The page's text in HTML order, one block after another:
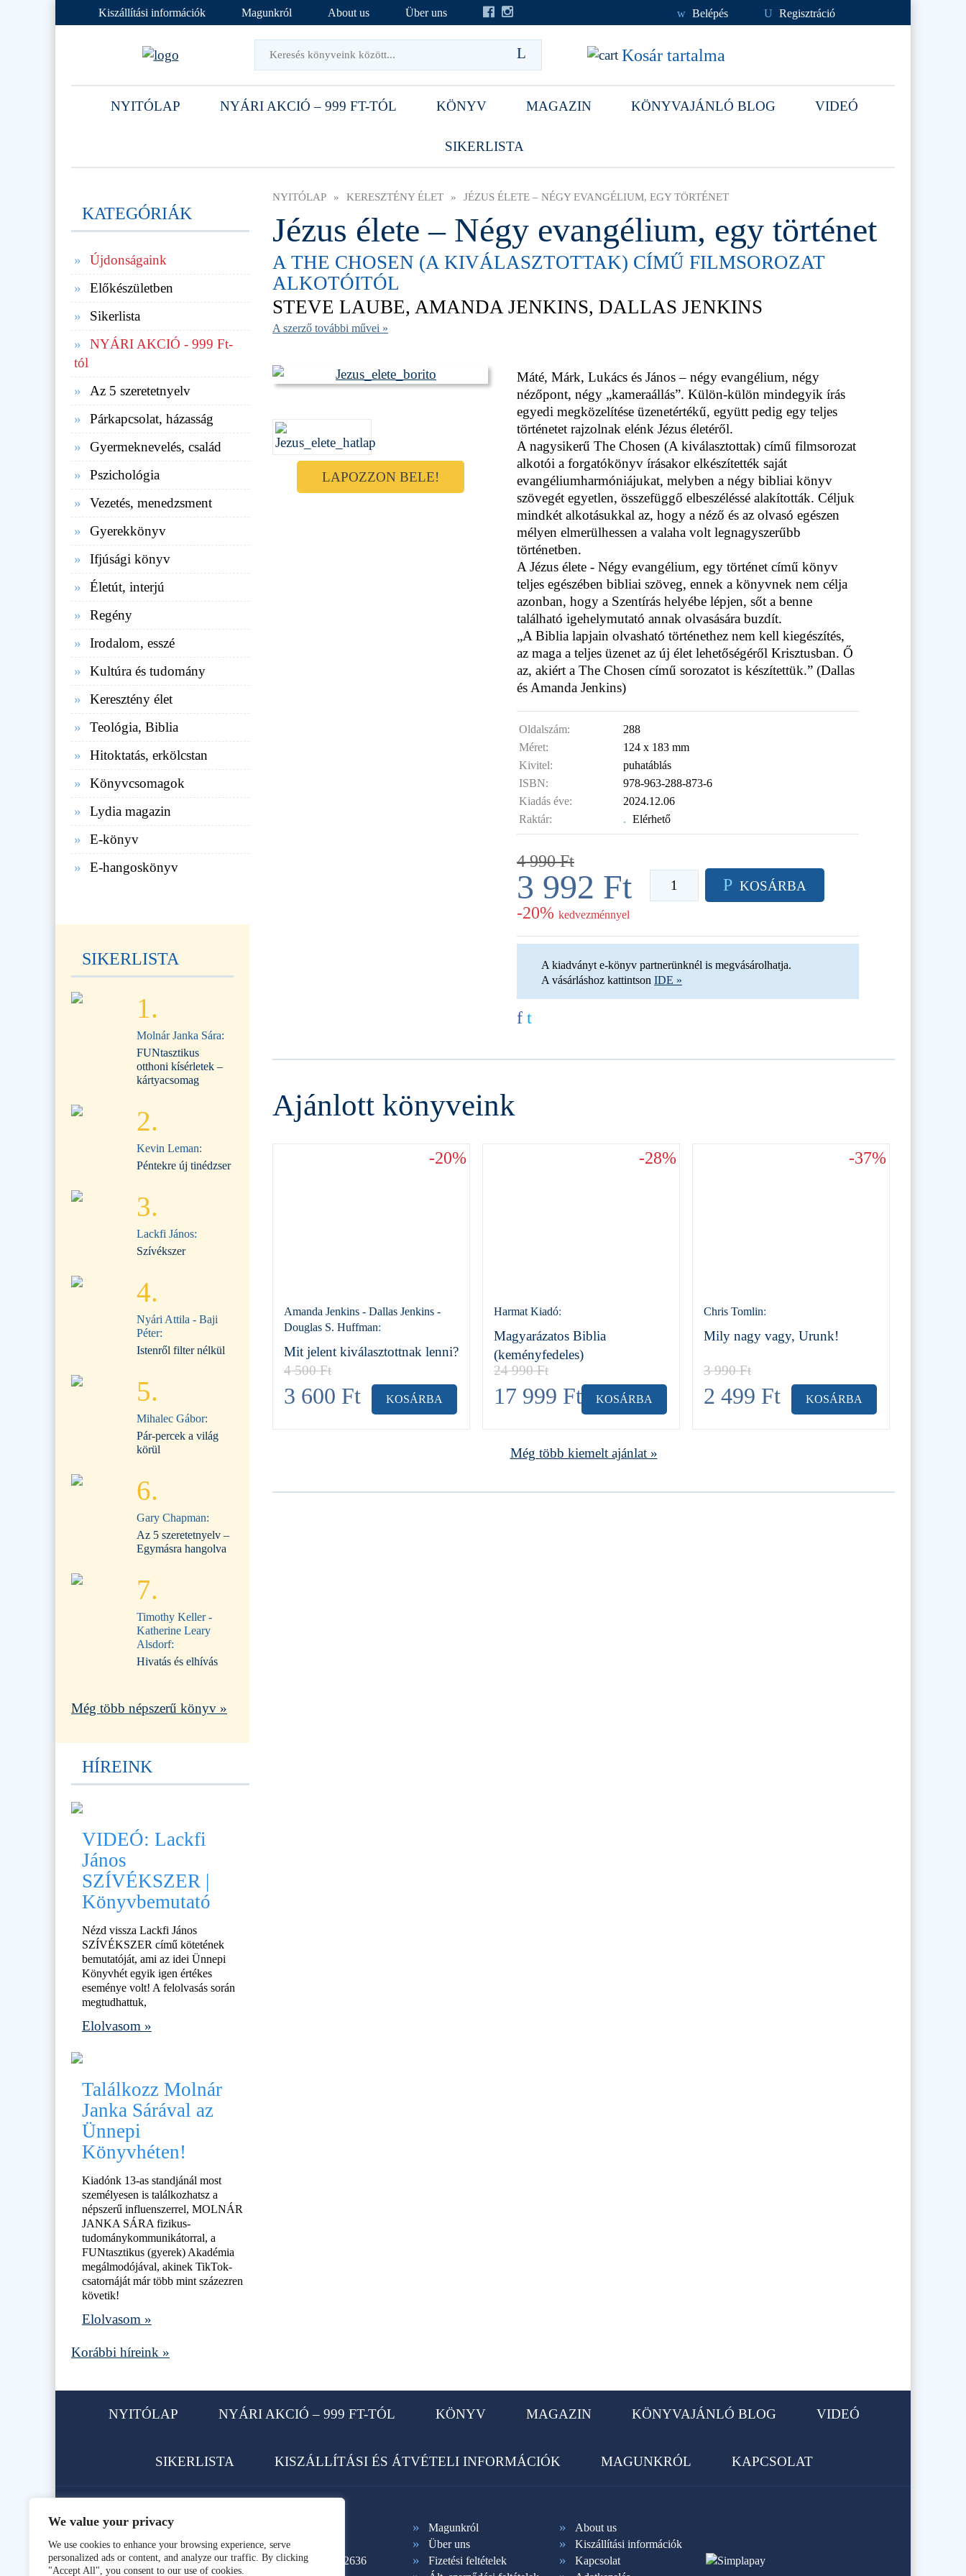
We value your privacy
We use cookies to enhance your browsing experience, serve
personalized ads or content, and analyze our traffic. By clicking
"Accept All", you consent to our use of cookies.
Kiszállítási információk Magunkról About us Über uns w Belépés U Regisztráció
Kosár tartalma
NYITÓLAP NYÁRI AKCIÓ – 999 FT-TÓL KÖNYV MAGAZIN KÖNYVAJÁNLÓ BLOG VIDEÓ
SIKERLISTA
NYITÓLAP » KERESZTÉNY ÉLET » JÉZUS ÉLETE – NÉGY EVANGÉLIUM, EGY TÖRTÉNET
Jézus élete – Négy evangélium, egy történet
A THE CHOSEN (A KIVÁLASZTOTTAK) CÍMŰ FILMSOROZAT
ALKOTÓITÓL
STEVE LAUBE, AMANDA JENKINS, DALLAS JENKINS
A szerző további művei »
LAPOZZON BELE!
Máté, Márk, Lukács és János – négy evangélium, négy
nézőpont, négy „kameraállás”. Külön-külön mindegyik írás
egyedi megközelítése üzenetértékű, együtt pedig egy teljes
történetet rajzolnak elénk Jézus életéről.
A nagysikerű The Chosen (A kiválasztottak) című filmsorozat
alkotói a forgatókönyv írásakor elkészítették saját
evangéliumharmóniájukat, melyben a négy bibliai könyv
szövegét egyetlen, összefüggő elbeszéléssé alakították. Céljuk
mindkét alkotásukkal az, hogy a néző és az olvasó egészen
mélyen elmerülhessen a valaha volt legnagyszerűbb
történetben.
A Jézus élete - Négy evangélium, egy történet című könyv
teljes egészében bibliai szöveg, ennek a könyvnek nem célja
azonban, hogy a Szentírás helyébe lépjen, sőt a benne
található igehelymutató annak olvasására buzdít.
„A Biblia lapjain olvasható történethez nem kell kiegészítés,
az maga a teljes üzenet az új élet lehetőségéről Krisztusban. Ő
az, akiért a The Chosen című sorozatot is készítettük.” (Dallas
és Amanda Jenkins)
Oldalszám:
288
Méret:
124 x 183 mm
Kivitel:
puhatáblás
ISBN:
978-963-288-873-6
Kiadás éve:
2024.12.06
Raktár:
. Elérhető
4 990Ft
3 992 Ft
-20% kedvezménnyel
P KOSÁRBA
A kiadványt e-könyv partnerünknél is megvásárolhatja.
A vásárláshoz kattintson IDE »
f t
Ajánlott könyveink
-20%
Amanda Jenkins - Dallas Jenkins -
Douglas S. Huffman:
Mit jelent kiválasztottnak lenni?
4 500Ft
3 600 Ft KOSÁRBA
-28%
Harmat Kiadó:
Magyarázatos Biblia
(keményfedeles)
24 990Ft
17 999 Ft KOSÁRBA
-37%
Chris Tomlin:
Mily nagy vagy, Urunk!
3 990Ft
2 499 Ft KOSÁRBA
Még több kiemelt ajánlat »
KATEGÓRIÁK
Újdonságaink
Előkészületben
Sikerlista
NYÁRI AKCIÓ - 999 Ft-
tól
Az 5 szeretetnyelv
Párkapcsolat, házasság
Gyermeknevelés, család
Pszichológia
Vezetés, menedzsment
Gyerekkönyv
Ifjúsági könyv
Életút, interjú
Regény
Irodalom, esszé
Kultúra és tudomány
Keresztény élet
Teológia, Biblia
Hitoktatás, erkölcstan
Könyvcsomagok
Lydia magazin
E-könyv
E-hangoskönyv
SIKERLISTA
1.
Molnár Janka Sára:
FUNtasztikus
otthoni kísérletek –
kártyacsomag
2.
Kevin Leman:
Péntekre új tinédzser
3.
Lackfi János:
Szívékszer
4.
Nyári Attila - Baji
Péter:
Istenről filter nélkül
5.
Mihalec Gábor:
Pár-percek a világ
körül
6.
Gary Chapman:
Az 5 szeretetnyelv –
Egymásra hangolva
7.
Timothy Keller -
Katherine Leary
Alsdorf:
Hivatás és elhívás
Még több népszerű könyv »
HÍREINK
VIDEÓ: Lackfi
János
SZÍVÉKSZER |
Könyvbemutató
Nézd vissza Lackfi János
SZÍVÉKSZER című kötetének
bemutatóját, ami az idei Ünnepi
Könyvhét egyik igen értékes
eseménye volt! A felolvasás során
megtudhattuk,
Elolvasom »
Találkozz Molnár
Janka Sárával az
Ünnepi
Könyvhéten!
Kiadónk 13-as standjánál most
személyesen is találkozhatsz a
népszerű influenszerrel, MOLNÁR
JANKA SÁRA fizikus-
tudománykommunikátorral, a
FUNtasztikus (gyerek) Akadémia
megálmodójával, akinek TikTok-
csatornáját már több mint százezren
követik!
Elolvasom »
Korábbi híreink »
NYITÓLAP NYÁRI AKCIÓ – 999 FT-TÓL KÖNYV MAGAZIN KÖNYVAJÁNLÓ BLOG VIDEÓ
SIKERLISTA KISZÁLLÍTÁSI ÉS ÁTVÉTELI INFORMÁCIÓK MAGUNKRÓL KAPCSOLAT
1113 Budapest, Karolina út 62.
Telefon: +36 1 466-9896, +36 1 365-2636
Magunkról
About us
Über uns
Kiszállítási információk
Fizetési feltételek
Kapcsolat